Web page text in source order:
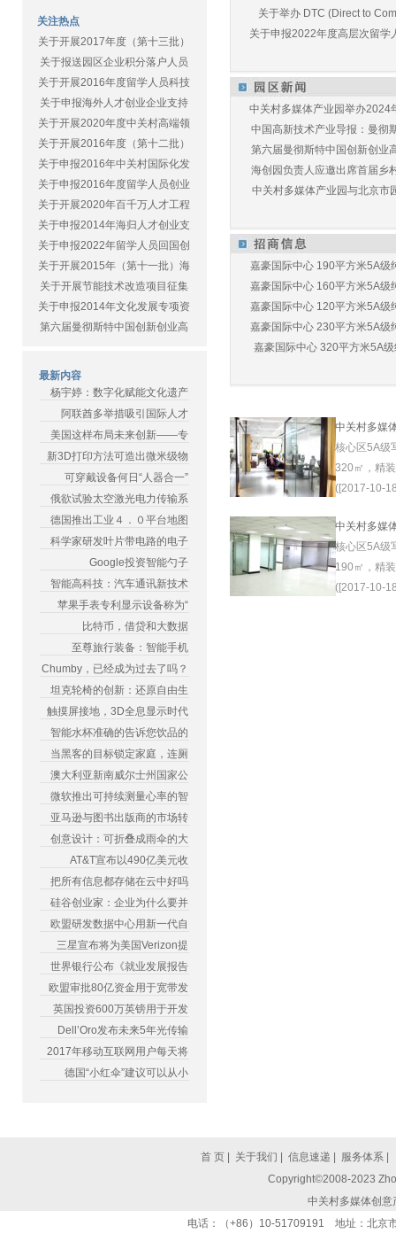
关注热点
关于开展2017年度（第十三批）
关于报送园区企业积分落户人员
关于开展2016年度留学人员科技
关于申报海外人才创业企业支持
关于开展2020年度中关村高端领
关于开展2016年度（第十二批）
关于申报2016年中关村国际化发
关于申报2016年度留学人员创业
关于开展2020年百千万人才工程
关于申报2014年海归人才创业支
关于申报2022年留学人员回国创
关于开展2015年（第十一批）海
关于开展节能技术改造项目征集
关于申报2014年文化发展专项资
第六届曼彻斯特中国创新创业高
最新内容
杨宇婷：数字化赋能文化遗产
阿联酋多举措吸引国际人才
美国这样布局未来创新——专
新3D打印方法可造出微米级物
可穿戴设备何日“人器合一”
俄欲试验太空激光电力传输系
德国推出工业４．０平台地图
科学家研发叶片带电路的电子
Google投资智能勺子
智能高科技：汽车通讯新技术
苹果手表专利显示设备称为“
比特币，借贷和大数据
至尊旅行装备：智能手机
Chumby，已经成为过去了吗？
坦克轮椅的创新：还原自由生
触摸屏接地，3D全息显示时代
智能水杯准确的告诉您饮品的
当黑客的目标锁定家庭，连厕
澳大利亚新南威尔士州国家公
微软推出可持续测量心率的智
亚马逊与图书出版商的市场转
创意设计：可折叠成雨伞的大
AT&T宣布以490亿美元收
把所有信息都存储在云中好吗
硅谷创业家：企业为什么要并
欧盟研发数据中心用新一代自
三星宣布将为美国Verizon提
世界银行公布《就业发展报告
欧盟审批80亿资金用于宽带发
英国投资600万英镑用于开发
Dell’Oro发布未来5年光传输
2017年移动互联网用户每天将
德国“小红伞”建议可以从小
关于举办 DTC (Direct to
关于申报2022年度高层次留学
中关村多媒体产业园举办2024
中国高新技术产业导报：曼彻
第六届曼彻斯特中国创新创业
海创园负责人应邀出席首届乡
中关村多媒体产业园与北京市
嘉豪国际中心 190平方米5A级
嘉豪国际中心 160平方米5A级
嘉豪国际中心 120平方米5A级
嘉豪国际中心 230平方米5A级
嘉豪国际中心 320平方米5A
中关村多媒
核心区5A级
320㎡，精
([2017-10-
中关村多媒
核心区5A级
190㎡，精
([2017-10-
首 页 关于我们 信息速递 服务体系
Copyright©2008-2023
中关村多媒体创
电话：（+86）10-51709191 地址：北京